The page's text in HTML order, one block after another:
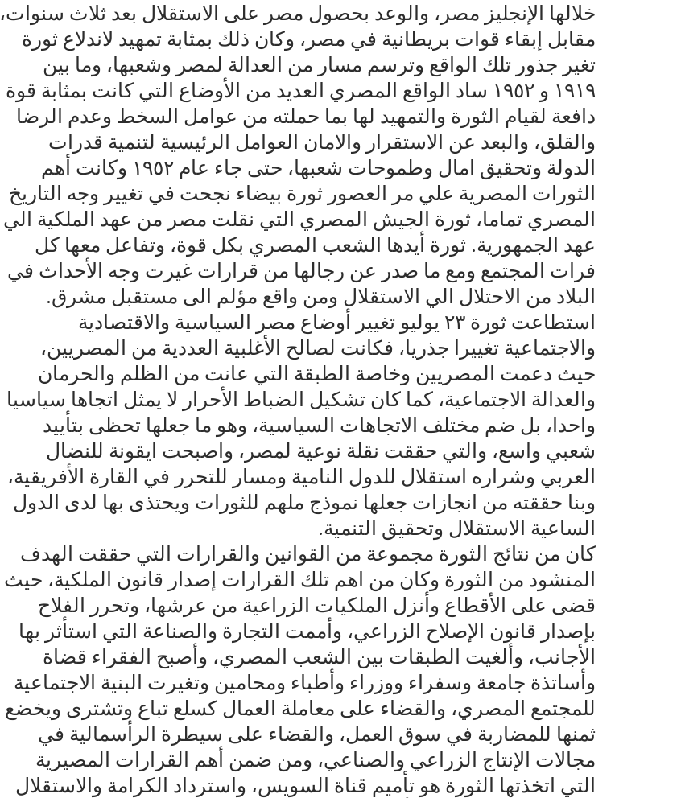
خلالها الإنجليز مصر، والوعد بحصول مصر على الاستقلال بعد ثلاث سنوات،
مقابل إبقاء قوات بريطانية في مصر، وكان ذلك بمثابة تمهيد لاندلاع ثورة
تغير جذور تلك الواقع وترسم مسار من العدالة لمصر وشعبها، وما بين
١٩١٩ و ١٩٥٢ ساد الواقع المصري العديد من الأوضاع التي كانت بمثابة قوة
دافعة لقيام الثورة والتمهيد لها بما حملته من عوامل السخط وعدم الرضا
والقلق، والبعد عن الاستقرار والامان العوامل الرئيسية لتنمية قدرات
الدولة وتحقيق امال وطموحات شعبها، حتى جاء عام ١٩٥٢ وكانت أهم
الثورات المصرية علي مر العصور ثورة بيضاء نجحت في تغيير وجه التاريخ
المصري تماما، ثورة الجيش المصري التي نقلت مصر من عهد الملكية الي
عهد الجمهورية. ثورة أيدها الشعب المصري بكل قوة، وتفاعل معها كل
فرات المجتمع ومع ما صدر عن رجالها من قرارات غيرت وجه الأحداث في
البلاد من الاحتلال الي الاستقلال ومن واقع مؤلم الى مستقبل مشرق.
استطاعت ثورة ٢٣ يوليو تغيير أوضاع مصر السياسية والاقتصادية
والاجتماعية تغييرا جذريا، فكانت لصالح الأغلبية العددية من المصريين،
حيث دعمت المصريين وخاصة الطبقة التي عانت من الظلم والحرمان
والعدالة الاجتماعية، كما كان تشكيل الضباط الأحرار لا يمثل اتجاها سياسيا
واحدا، بل ضم مختلف الاتجاهات السياسية، وهو ما جعلها تحظى بتأييد
شعبي واسع، والتي حققت نقلة نوعية لمصر، واصبحت ايقونة للنضال
العربي وشراره استقلال للدول النامية ومسار للتحرر في القارة الأفريقية،
وبنا حققته من انجازات جعلها نموذج ملهم للثورات ويحتذى بها لدى الدول
الساعية الاستقلال وتحقيق التنمية.
كان من نتائج الثورة مجموعة من القوانين والقرارات التي حققت الهدف
المنشود من الثورة وكان من اهم تلك القرارات إصدار قانون الملكية، حيث
قضى على الأقطاع وأنزل الملكيات الزراعية من عرشها، وتحرر الفلاح
بإصدار قانون الإصلاح الزراعي، وأممت التجارة والصناعة التي استأثر بها
الأجانب، وألغيت الطبقات بين الشعب المصري، وأصبح الفقراء قضاة
وأساتذة جامعة وسفراء ووزراء وأطباء ومحامين وتغيرت البنية الاجتماعية
للمجتمع المصري، والقضاء على معاملة العمال كسلع تباع وتشترى ويخضع
ثمنها للمضاربة في سوق العمل، والقضاء على سيطرة الرأسمالية في
مجالات الإنتاج الزراعي والصناعي، ومن ضمن أهم القرارات المصيرية
التي اتخذتها الثورة هو تأميم قناة السويس، واسترداد الكرامة والاستقلال